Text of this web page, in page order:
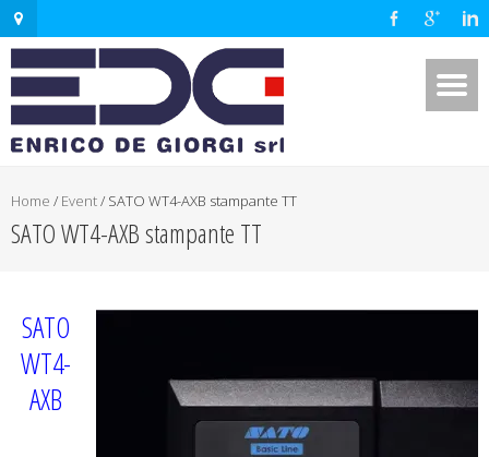
Home / Event/ SATO WT4-AXB stampante TT
SATO WT4-AXB stampante TT
SATO
WT4-
AXB